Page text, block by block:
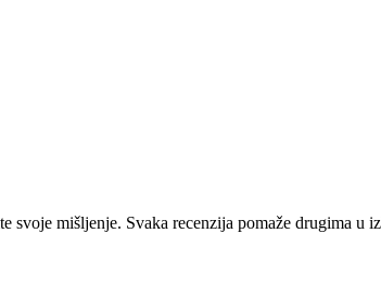
svoje mišljenje. Svaka recenzija pomaže drugima u